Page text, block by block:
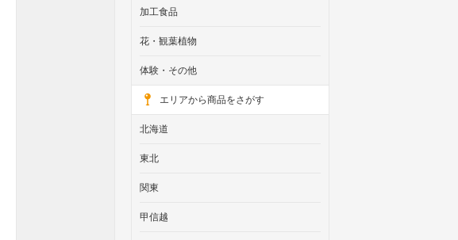
加工食品
花・観葉植物
体験・その他
エリアから商品をさがす
北海道
東北
関東
甲信越